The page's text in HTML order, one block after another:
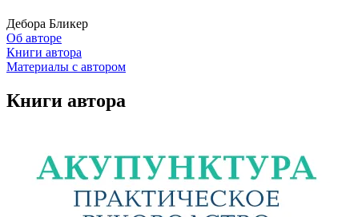
Дебора Бликер
Об авторе
Книги автора
Материалы с автором
Книги автора